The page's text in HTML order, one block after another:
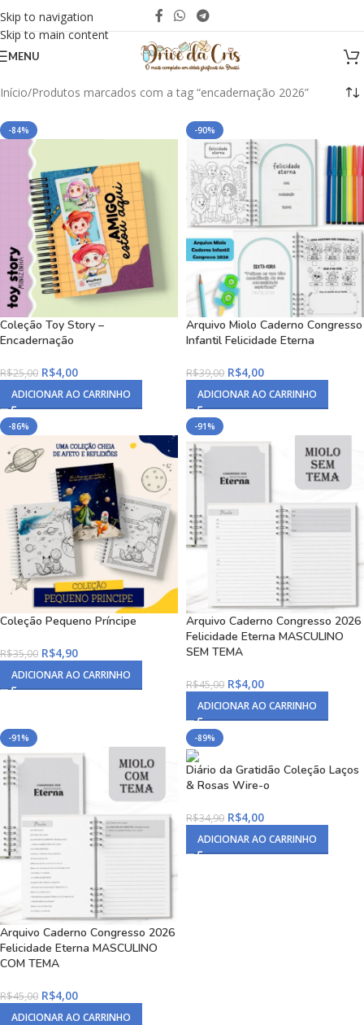
Skip to navigation
Skip to main content
MENU
Início Produtos marcados com a tag “encadernação 2026”
-84%
Coleção Toy Story –
Encadernação
R$25,00 R$4,00
ADICIONAR AO CARRINHO
-90%
Arquivo Miolo Caderno Congresso
Infantil Felicidade Eterna
R$39,00 R$4,00
ADICIONAR AO CARRINHO
-86%
Coleção Pequeno Príncipe
R$35,00 R$4,90
ADICIONAR AO CARRINHO
-91%
Arquivo Caderno Congresso 2026
Felicidade Eterna MASCULINO
SEM TEMA
R$45,00 R$4,00
ADICIONAR AO CARRINHO
-91%
Arquivo Caderno Congresso 2026
Felicidade Eterna MASCULINO
COM TEMA
R$45,00 R$4,00
ADICIONAR AO CARRINHO
-89%
Diário da Gratidão Coleção Laços
& Rosas Wire-o
R$34,90 R$4,00
ADICIONAR AO CARRINHO